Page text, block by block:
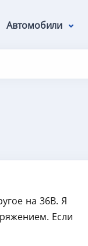
Автомобили
на 36В. Я
Если